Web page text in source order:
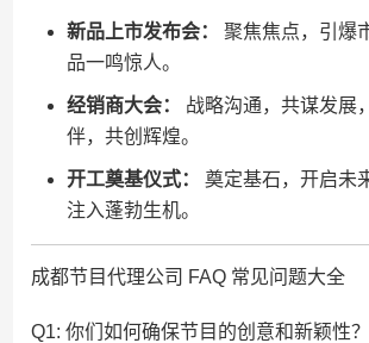
新品上市发布会：
聚焦焦点，引爆
品一鸣惊人。
经销商大会：
战略沟通，共谋发展
伴，共创辉煌。
开工奠基仪式：
奠定基石，开启未
注入蓬勃生机。
成都节目代理公司 FAQ 常见问题大全
Q1: 你们如何确保节目的创意和新颖性？